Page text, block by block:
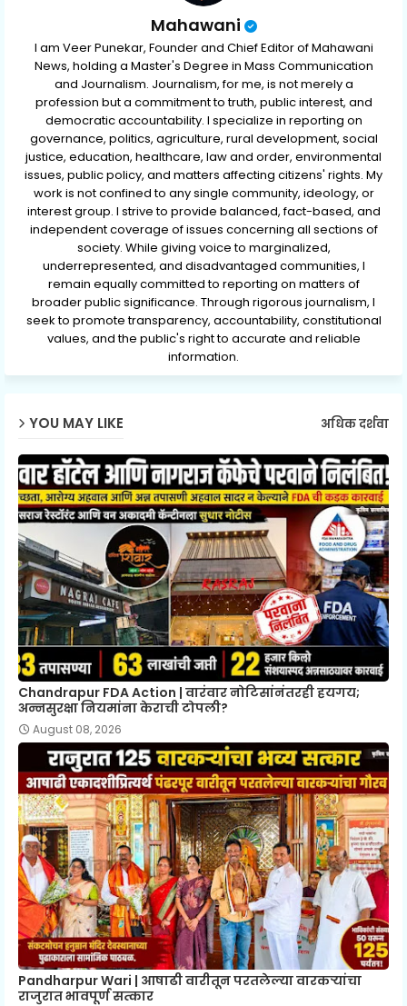
Mahawani
I am Veer Punekar, Founder and Chief Editor of Mahawani
News, holding a Master's Degree in Mass Communication
and Journalism. Journalism, for me, is not merely a
profession but a commitment to truth, public interest, and
democratic accountability. I specialize in reporting on
governance, politics, agriculture, rural development, social
justice, education, healthcare, law and order, environmental
issues, public policy, and matters affecting citizens' rights. My
work is not confined to any single community, ideology, or
interest group. I strive to provide balanced, fact-based, and
independent coverage of issues concerning all sections of
society. While giving voice to marginalized,
underrepresented, and disadvantaged communities, I
remain equally committed to reporting on matters of
broader public significance. Through rigorous journalism, I
seek to promote transparency, accountability, constitutional
values, and the public's right to accurate and reliable
information.
YOU MAY LIKE अधिक दर्शवा
Chandrapur FDA Action | वारंवार नोटिसांनंतरही हयगय;
अन्नसुरक्षा नियमांना केराची टोपली?
August 08, 2026
Pandharpur Wari | आषाढी वारीतून परतलेल्या वारकऱ्यांचा
राजुरात भावपूर्ण सत्कार